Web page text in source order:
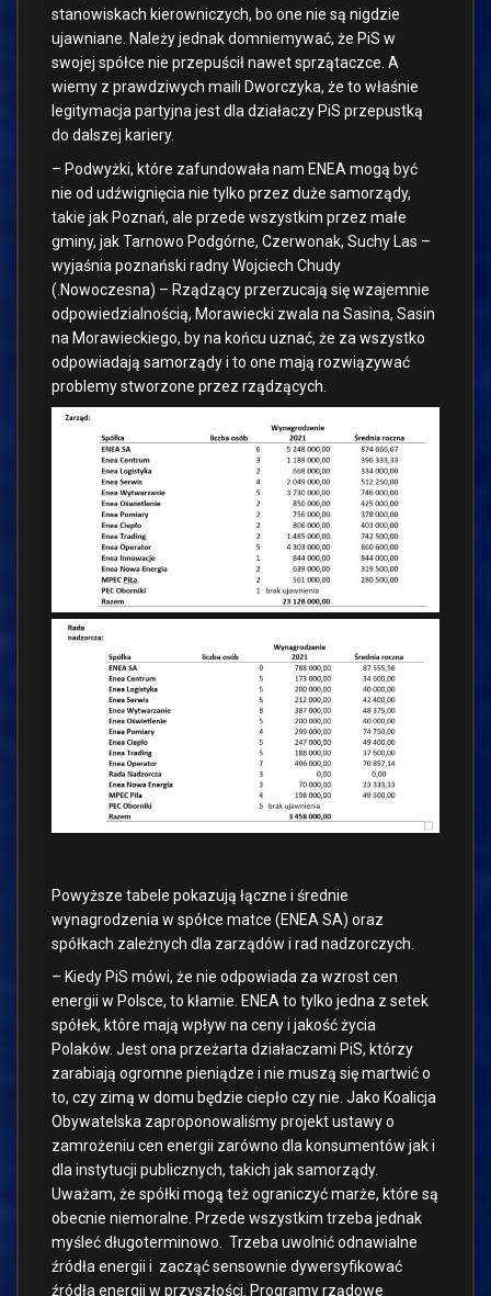
stanowiskach kierowniczych, bo one nie są nigdzie
ujawniane. Należy jednak domniemywać, że PiS w
swojej spółce nie przepuścił nawet sprzątaczce. A
wiemy z prawdziwych maili Dworczyka, że to właśnie
legitymacja partyjna jest dla działaczy PiS przepustką
do dalszej kariery.
– Podwyżki, które zafundowała nam ENEA mogą być
nie od udźwignięcia nie tylko przez duże samorządy,
takie jak Poznań, ale przede wszystkim przez małe
gminy, jak Tarnowo Podgórne, Czerwonak, Suchy Las –
wyjaśnia poznański radny Wojciech Chudy
(.Nowoczesna) – Rządzący przerzucają się wzajemnie
odpowiedzialnością, Morawiecki zwala na Sasina, Sasin
na Morawieckiego, by na końcu uznać, że za wszystko
odpowiadają samorządy i to one mają rozwiązywać
problemy stworzone przez rządzących.
Powyższe tabele pokazują łączne i średnie
wynagrodzenia w spółce matce (ENEA SA) oraz
spółkach zależnych dla zarządów i rad nadzorczych.
– Kiedy PiS mówi, że nie odpowiada za wzrost cen
energii w Polsce, to kłamie. ENEA to tylko jedna z setek
spółek, które mają wpływ na ceny i jakość życia
Polaków. Jest ona przeżarta działaczami PiS, którzy
zarabiają ogromne pieniądze i nie muszą się martwić o
to, czy zimą w domu będzie ciepło czy nie. Jako Koalicja
Obywatelska zaproponowaliśmy projekt ustawy o
zamrożeniu cen energii zarówno dla konsumentów jak i
dla instytucji publicznych, takich jak samorządy.
Uważam, że spółki mogą też ograniczyć marże, które są
obecnie niemoralne. Przede wszystkim trzeba jednak
myśleć długoterminowo. Trzeba uwolnić odnawialne
źródła energii i zacząć sensownie dywersyfikować
źródła energii w przyszłości. Programy rządowe